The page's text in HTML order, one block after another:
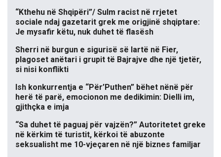
“Kthehu në Shqipëri”/ Sulm racist në rrjetet
sociale ndaj gazetarit grek me origjinë shqiptare:
Je mysafir këtu, nuk duhet të flasësh
Sherri në burgun e sigurisë së lartë në Fier,
plagoset anëtari i grupit të Bajrajve dhe një tjetër,
si nisi konflikti
Ish konkurrentja e “Për’Puthen” bëhet nënë për
herë të parë, emocionon me dedikimin: Dielli im,
gjithçka e imja
“Sa duhet të paguaj për vajzën?” Autoritetet greke
në kërkim të turistit, kërkoi të abuzonte
seksualisht me 10-vjeçaren në një biznes familjar